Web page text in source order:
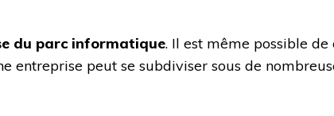
du parc informatique. Il est même possible
entreprise peut se subdiviser sous de